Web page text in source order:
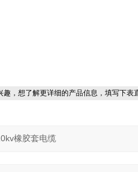
趣，想了解更详细的产品信息，填写下表